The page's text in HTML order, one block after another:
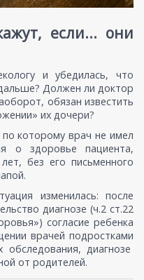
если... они
и убедилась, что
Должен ли доктор
обязан известить
их дочери?
которому врач не имел
о здоровье пациента,
без его письменного
изменилась: после
диагнозе (ч.2 ст.22
согласие ребенка
врачей подростками
диагнозе
от родителей.